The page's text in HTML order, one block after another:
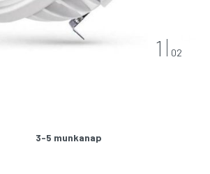
1 02
3-5 munkanap